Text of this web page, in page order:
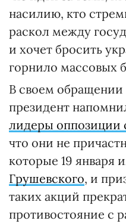
насилию, кто
раскол между
и хочет бросить
горнило массовых
В своем обращении
президент
лидеры оппозиции
что они не
которые 19 января
Грушевского, и
таких акций
противостояние с